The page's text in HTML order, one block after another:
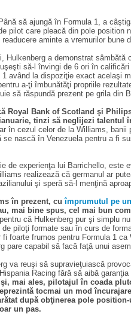
să ajungă în Formula 1, a
pilot care pleacă din pole position
aminte a vremurilor bune
Hulkenberg a demonstrat sâmbătă
să-l învingi de 6 ori în calificări
având la dispoziţie exact acelaşi
a-ţi îmbunătăţi propriile
să răspundă prezent pe grila din
Royal Bank of Scotland şi
tinzi să neglijezi talentul
în cezul celor de la Williams, banii
se nască în Venezuela pentru a fi
de experienţa lui Barrichello, este
realizează că germanul ar
şi speră să-l menţină
în prezent, cuîmprumutul pe
mai bine spus, cel mai bun
că Hulkenberg pur şi simplu
piloţi formate sau în curs de
foarte frumos pentru Formula 1 ca
pare capabil să facă faţă unui
va reuşi să supravieţuiască
Racing fără să aibă
mai ales, pilotajul în coada
tocmai un mod
după obţinerea pole
un pas.